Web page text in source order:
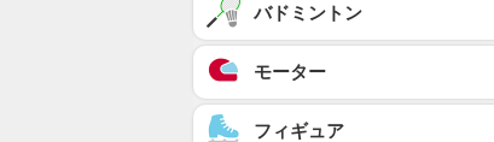
バドミントン
モーター
フィギュア